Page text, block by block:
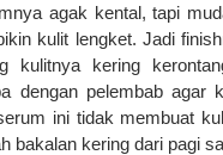
agak kental, tapi
kulit lengket. Jadi
kulitnya kering
dengan pelembab agar
ini tidak membuat
bakalan kering dari pagi